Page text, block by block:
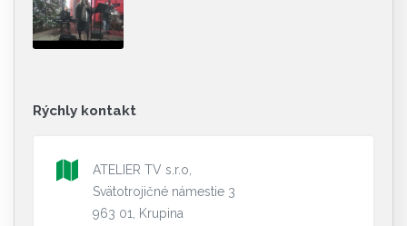
Rýchly kontakt
ATELIER TV s.r.o,
Svätotrojičné námestie 3
963 01, Krupina